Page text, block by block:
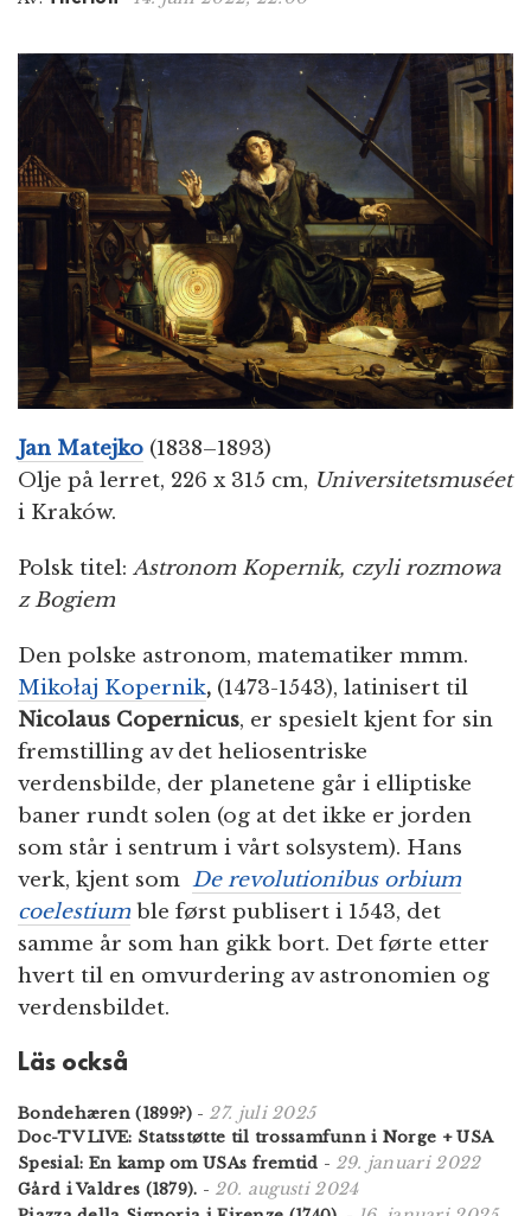
Jan Matejko (1838–1893)
Olje på lerret, 226 x 315 cm, Universitetsmuséet
i Kraków.
Polsk titel: Astronom Kopernik, czyli rozmowa
z Bogiem
Den polske astronom, matematiker mmm.
Mikołaj Kopernik, (1473-1543), latinisert til
Nicolaus Copernicus, er spesielt kjent for sin
fremstilling av det heliosentriske
verdensbilde, der planetene går i elliptiske
baner rundt solen (og at det ikke er jorden
som står i sentrum i vårt solsystem). Hans
verk, kjent som De revolutionibus orbium
coelestium ble først publisert i 1543, det
samme år som han gikk bort. Det førte etter
hvert til en omvurdering av astronomien og
verdensbildet.
Läs också
Bondehæren (1899?) - 27. juli 2025
Doc-TV LIVE: Statsstøtte til trossamfunn i Norge + USA
Spesial: En kamp om USAs fremtid - 29. januari 2022
Gård i Valdres (1879). - 20. augusti 2024